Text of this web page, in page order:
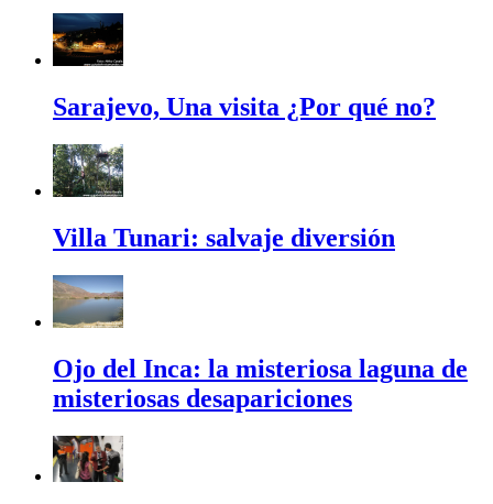
Sarajevo, Una visita ¿Por qué no?
Villa Tunari: salvaje diversión
Ojo del Inca: la misteriosa laguna de
misteriosas desapariciones